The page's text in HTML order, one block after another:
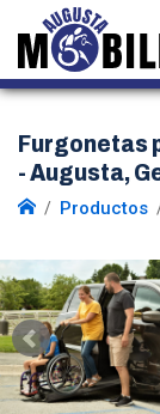
Furgonetas
- Augusta,
Productos